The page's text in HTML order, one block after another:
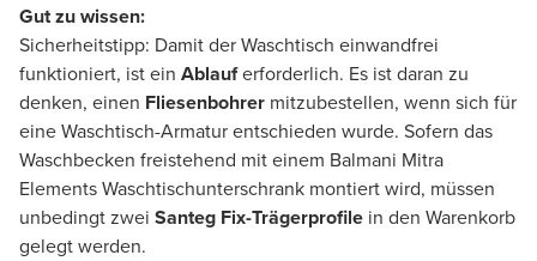
Gut zu wissen:
Sicherheitstipp: Damit der Waschtisch einwandfrei
funktioniert, ist ein Ablauferforderlich. Es ist daran zu
denken, einen Fliesenbohrer mitzubestellen, wenn sich für
eine Waschtisch-Armatur entschieden wurde. Sofern das
Waschbecken freistehend mit einem Balmani Mitra
Elements Waschtischunterschrank montiert wird, müssen
unbedingt zwei Santeg Fix-Trägerprofile in den Warenkorb
gelegt werden.